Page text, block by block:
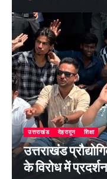
उत्तराखंड देहरादून शिक्षा
उत्तराखंड
के विरोध में